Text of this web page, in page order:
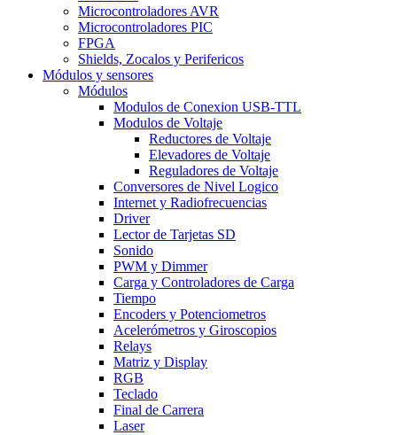
Microcontroladores AVR
Microcontroladores PIC
FPGA
Shields, Zocalos y Perifericos
Módulos y sensores
Módulos
Modulos de Conexion USB-TTL
Modulos de Voltaje
Reductores de Voltaje
Elevadores de Voltaje
Reguladores de Voltaje
Conversores de Nivel Logico
Internet y Radiofrecuencias
Driver
Lector de Tarjetas SD
Sonido
PWM y Dimmer
Carga y Controladores de Carga
Tiempo
Encoders y Potenciometros
Acelerómetros y Giroscopios
Relays
Matriz y Display
RGB
Teclado
Final de Carrera
Laser